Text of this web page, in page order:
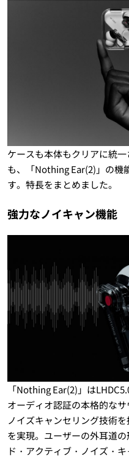
ケースも本体もクリアに統
も、「Nothing Ear(2)」の機
す。特長をまとめました。
強力なノイキャン機能
「Nothing Ear(2)」は
オーディオ認証の本格的な
ノイズキャンセリング技術
を実現。ユーザーの外耳道
ド・アクティブ・ノイズ・